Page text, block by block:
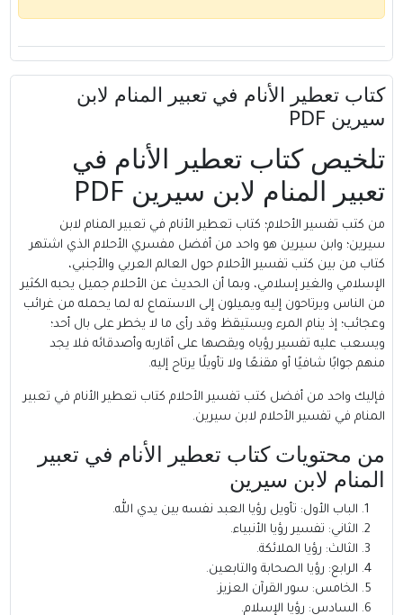
كتاب تعطير الأنام في تعبير المنام لابن
سيرين PDF
تلخيص كتاب تعطير الأنام في
تعبير المنام لابن سيرين PDF
من كتب تفسير الأحلام؛ كتاب تعطير الأنام في تعبير المنام لابن
سيرين؛ وابن سيرين هو واحد من أفضل مفسري الأحلام الذي اشتهر
كتاب من بين كتب تفسير الأحلام حول العالم العربي والأجنبي،
الإسلامي والغير إسلامي، وبما أن الحديث عن الأحلام جميل يحبه الكثير
من الناس ويرتاحون إليه ويميلون إلى الاستماع له لما يحمله من غرائب
وعجائب؛ إذ ينام المرء ويستيقظ وقد رأى ما لا يخطر على بال أحد؛
ويسعب عليه تفسير رؤياه ويقصها على أقاربه وأصدقائه فلا يجد
منهم جوابًا شافيًا أو مقنعًا ولا تأويلًا يرتاح إليه.
فإليك واحد من أفضل كتب تفسير الأحلام كتاب تعطير الأنام في تعبير
المنام في تفسير الأحلام لابن سيرين.
من محتويات كتاب تعطير الأنام في تعبير
المنام لابن سيرين
الباب الأول: تأويل رؤيا العبد نفسه بين يدي الله.
الثاني: تفسير رؤيا الأنبياء.
الثالث: رؤيا الملائكة.
الرابع: رؤيا الصحابة والتابعين.
الخامس: سور القرآن العزيز.
السادس: رؤيا الإسلام.